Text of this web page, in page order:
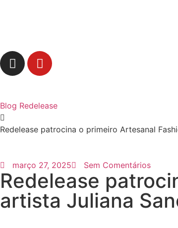
Blog Redelease
Redelease patrocina o primeiro Artesanal
março 27, 2025 Sem Comentários
Redelease
artista Juliana